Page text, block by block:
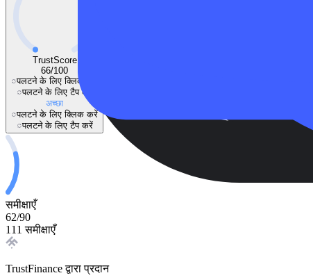
TrustScore
66/100
पलटने के लिए क्लिक करें
पलटने के लिए टैप करें
अच्छा
पलटने के लिए क्लिक करें
पलटने के लिए टैप करें
समीक्षाएँ
62/90
111 समीक्षाएँ
TrustFinance द्वारा प्रदान